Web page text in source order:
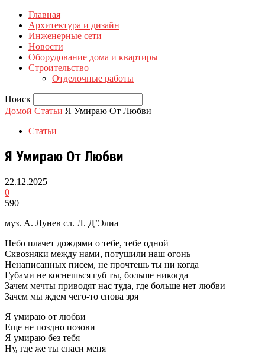
Главная
Архитектура и дизайн
Инженерные сети
Новости
Оборудование дома и квартиры
Строительство
Отделочные работы
Поиск
Домой Статьи Я Умираю От Любви
Статьи
Я Умираю От Любви
22.12.2025
0
590
муз. А. Лунев сл. Л. Д’Элиа
Небо плачет дождями о тебе, тебе одной
Сквозняки между нами, потушили наш огонь
Ненаписанных писем, не прочтешь ты ни когда
Губами не коснешься губ ты, больше никогда
Зачем мечты приводят нас туда, где больше нет любви
Зачем мы ждем чего-то снова зря
Я умираю от любви
Еще не поздно позови
Я умираю без тебя
Ну, где же ты спаси меня